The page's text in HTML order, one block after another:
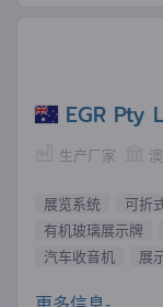
EGR Pty
生产厂家
展览系统 可折
有机玻璃展示牌
汽车收音机
展